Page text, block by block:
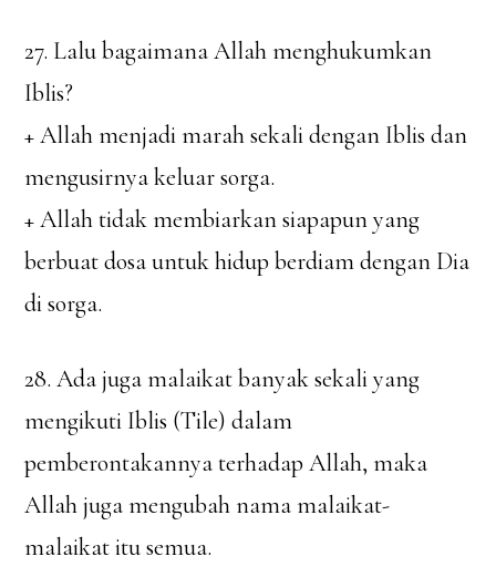
27. Lalu bagaimana Allah menghukumkan
Iblis?
+ Allah menjadi marah sekali dengan Iblis dan
mengusirnya keluar sorga.
+ Allah tidak membiarkan siapapun yang
berbuat dosa untuk hidup berdiam dengan Dia
di sorga.
28. Ada juga malaikat banyak sekali yang
mengikuti Iblis (Tile) dalam
pemberontakannya terhadap Allah, maka
Allah juga mengubah nama malaikat-
malaikat itu semua.